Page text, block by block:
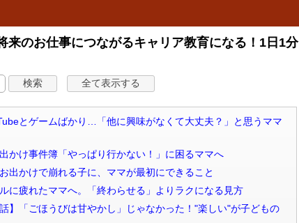
来のお仕事につながるキャリア教育になる！1日1分
とゲームばかり…「他に興味がなくて大丈夫？」と思うママ
かけ事件簿「やっぱり行かない！」に困るママへ
出かけで崩れる子に、ママが最初にできること
に疲れたママへ。「終わらせる」よりラクになる見方
】「ごほうびは甘やかし」じゃなかった！"楽しい"が子どもの